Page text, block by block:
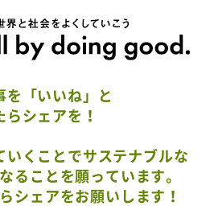
を「いいね」と
らシェアを！
いくことでサステナブルな
ることを願っています。
シェアをお願いします！